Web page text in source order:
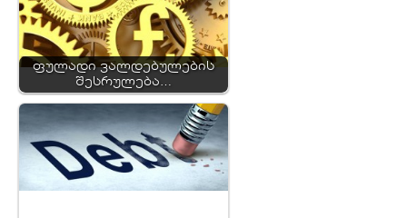
ფულადი ვალდებულების
შესრულება…